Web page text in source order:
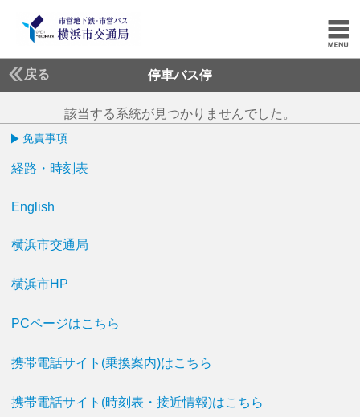
戻る 停車バス停
該当する系統が見つかりませんでした。
免責事項
経路・時刻表
English
横浜市交通局
横浜市HP
PCページはこちら
携帯電話サイト(乗換案内)はこちら
携帯電話サイト(時刻表・接近情報)はこちら